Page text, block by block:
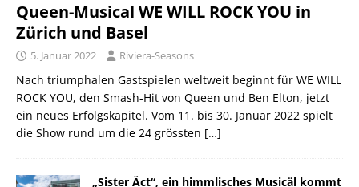
Queen-Musical WE WILL ROCK YOU in
Zürich und Basel
5. Januar 2022 Riviera-Seasons
Nach triumphalen Gastspielen weltweit beginnt für WE WILL
ROCK YOU, den Smash-Hit von Queen und Ben Elton, jetzt
ein neues Erfolgskapitel. Vom 11. bis 30. Januar 2022 spielt
die Show rund um die 24 grössten […]
„Sister Äct“, ein himmlisches Musicäl kommt